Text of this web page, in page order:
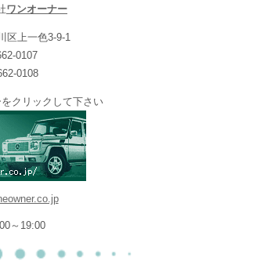
ワンオーナー
区上一色3-9-1
0107
0108
クリックして下さい
～19:00